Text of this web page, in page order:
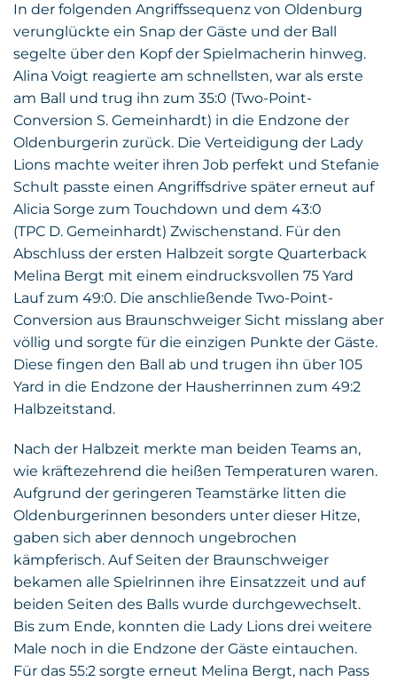
In der folgenden Angriffssequenz von Oldenburg
verunglückte ein Snap der Gäste und der Ball
segelte über den Kopf der Spielmacherin hinweg.
Alina Voigt reagierte am schnellsten, war als erste
am Ball und trug ihn zum 35:0 (Two-Point-
Conversion S. Gemeinhardt) in die Endzone der
Oldenburgerin zurück. Die Verteidigung der Lady
Lions machte weiter ihren Job perfekt und Stefanie
Schult passte einen Angriffsdrive später erneut auf
Alicia Sorge zum Touchdown und dem 43:0
(TPC D. Gemeinhardt) Zwischenstand. Für den
Abschluss der ersten Halbzeit sorgte Quarterback
Melina Bergt mit einem eindrucksvollen 75 Yard
Lauf zum 49:0. Die anschließende Two-Point-
Conversion aus Braunschweiger Sicht misslang aber
völlig und sorgte für die einzigen Punkte der Gäste.
Diese fingen den Ball ab und trugen ihn über 105
Yard in die Endzone der Hausherrinnen zum 49:2
Halbzeitstand.
Nach der Halbzeit merkte man beiden Teams an,
wie kräftezehrend die heißen Temperaturen waren.
Aufgrund der geringeren Teamstärke litten die
Oldenburgerinnen besonders unter dieser Hitze,
gaben sich aber dennoch ungebrochen
kämpferisch. Auf Seiten der Braunschweiger
bekamen alle Spielrinnen ihre Einsatzzeit und auf
beiden Seiten des Balls wurde durchgewechselt.
Bis zum Ende, konnten die Lady Lions drei weitere
Male noch in die Endzone der Gäste eintauchen.
Für das 55:2 sorgte erneut Melina Bergt, nach Pass